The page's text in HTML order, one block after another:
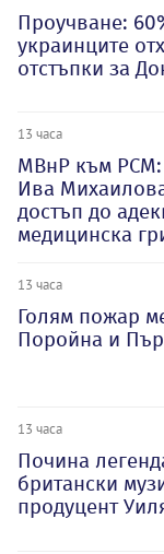
Проучване:
украинците
отстъпки за
13 часа
МВнР към РСМ:
Ива
достъп до
медицинска
13 часа
Голям пожар
Поройна и
13 часа
Почина
британски
продуцент